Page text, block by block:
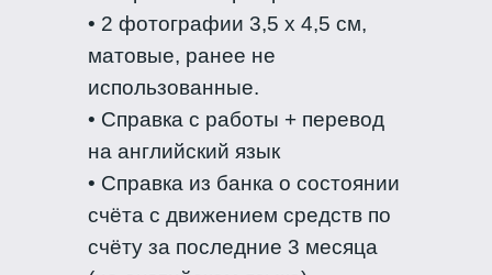
• 2 фотографии 3,5 х 4,5 см,
матовые, ранее не
использованные.
• Справка с работы + перевод
на английский язык
• Справка из банка о состоянии
счёта c движением средств по
счёту за последние 3 месяца